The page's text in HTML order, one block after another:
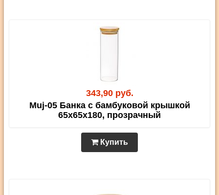
343,90 руб.
Muj-05 Банка с бамбуковой крышкой
65х65х180, прозрачный
Купить